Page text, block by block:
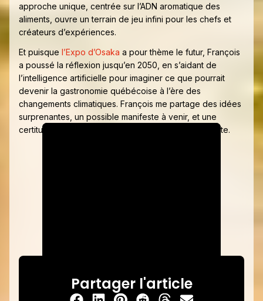
approche unique, centrée sur l’ADN aromatique des
aliments, ouvre un terrain de jeu infini pour les chefs et
créateurs d’expériences.
Et puisque l’Expo d’Osaka a pour thème le futur, François
a poussé la réflexion jusqu’en 2050, en s’aidant de
l’intelligence artificielle pour imaginer ce que pourrait
devenir la gastronomie québécoise à l’ère des
changements climatiques. François me partage des idées
surprenantes, un possible manifeste à venir, et une
certitude que la créativité du Québec est bien vivante.
Partager l'article